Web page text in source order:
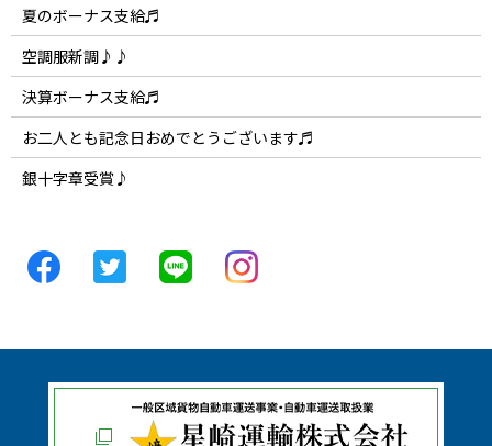
夏のボーナス支給♬
空調服新調♪♪
決算ボーナス支給♬
お二人とも記念日おめでとうございます♬
銀十字章受賞♪